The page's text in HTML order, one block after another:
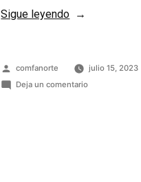
Sigue leyendo
comfanorte julio 15, 2023
Deja un comentario